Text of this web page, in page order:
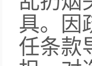
具。因
任条款